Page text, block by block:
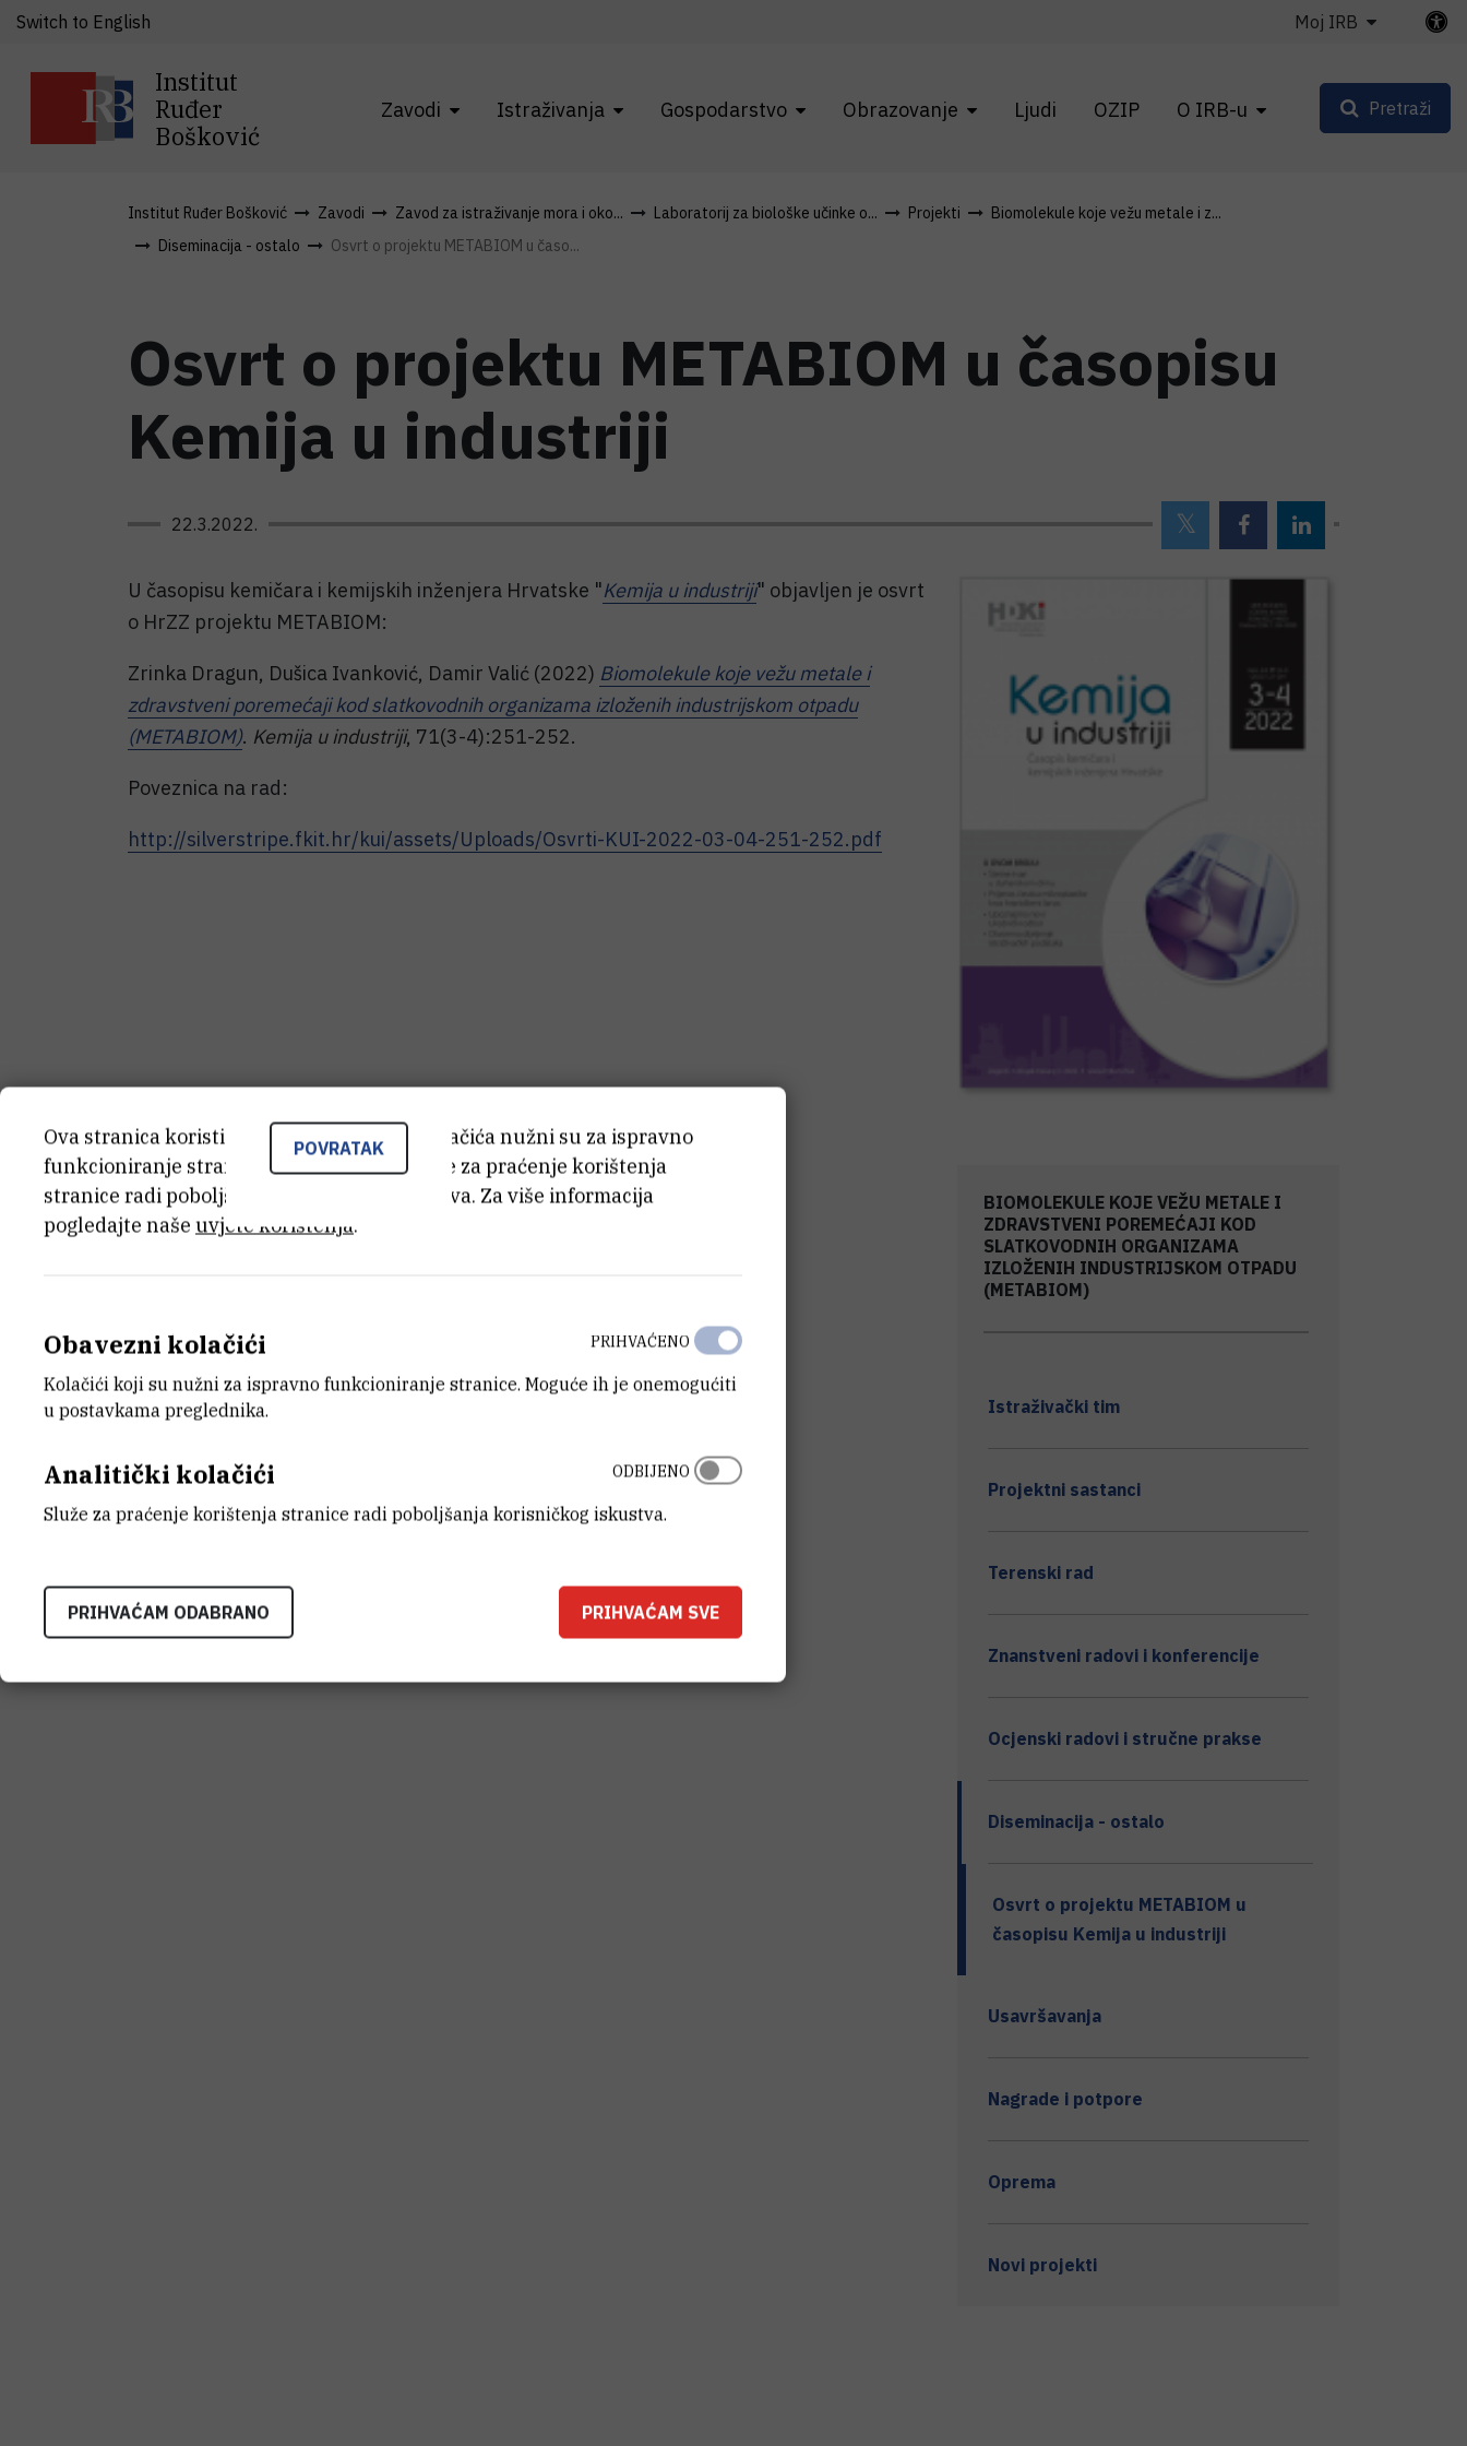
Institut
Ruđer
Bošković
Zavodi Istraživanja Gospodarstvo Obrazovanje Ljudi OZIP O IRB-u
Switch to English Moj IRB
Pretraži
Institut Ruđer Bošković Zavodi Zavod za istraživanje mora i oko... Laboratorij za biološke učinke o... Projekti
Biomolekule koje vežu metale i z...
Diseminacija - ostalo
Osvrt o projektu METABIOM u časo...
Osvrt o projektu METABIOM u časopisu
Kemija u industriji
22.3.2022.
U časopisu kemičara i kemijskih inženjera Hrvatske "Kemija u industriji" objavljen je osvrt
o HrZZ projektu METABIOM:
Zrinka Dragun, Dušica Ivanković, Damir Valić (2022) Biomolekule koje vežu metale i
zdravstveni poremećaji kod slatkovodnih organizama izloženih industrijskom otpadu
(METABIOM). Kemija u industriji, 71(3-4):251-252.
Poveznica na rad:
http://silverstripe.fkit.hr/kui/assets/Uploads/Osvrti-KUI-2022-03-04-251-252.pdf
BIOMOLEKULE KOJE VEŽU METALE I
ZDRAVSTVENI POREMEĆAJI KOD
SLATKOVODNIH ORGANIZAMA
IZLOŽENIH INDUSTRIJSKOM OTPADU
(METABIOM)
Istraživački tim
Projektni sastanci
Terenski rad
Znanstveni radovi i konferencije
Ocjenski radovi i stručne prakse
Diseminacija - ostalo
Osvrt o projektu METABIOM u
časopisu Kemija u industriji
Usavršavanja
Nagrade i potpore
Oprema
Novi projekti
POVRATAK
Ova stranica koristi kolačiće. Neki od tih kolačića nužni su za ispravno
funkcioniranje stranice, dok se drugi koriste za praćenje korištenja
stranice radi poboljšanja korisničkog iskustva. Za više informacija
pogledajte naše uvjete korištenja.
Obavezni kolačići
Kolačići koji su nužni za ispravno funkcioniranje stranice. Moguće ih je onemogućiti
u postavkama preglednika.
PRIHVAĆENO
Analitički kolačići
Služe za praćenje korištenja stranice radi poboljšanja korisničkog iskustva.
ODBIJENO
PRIHVAĆAM ODABRANO PRIHVAĆAM SVE